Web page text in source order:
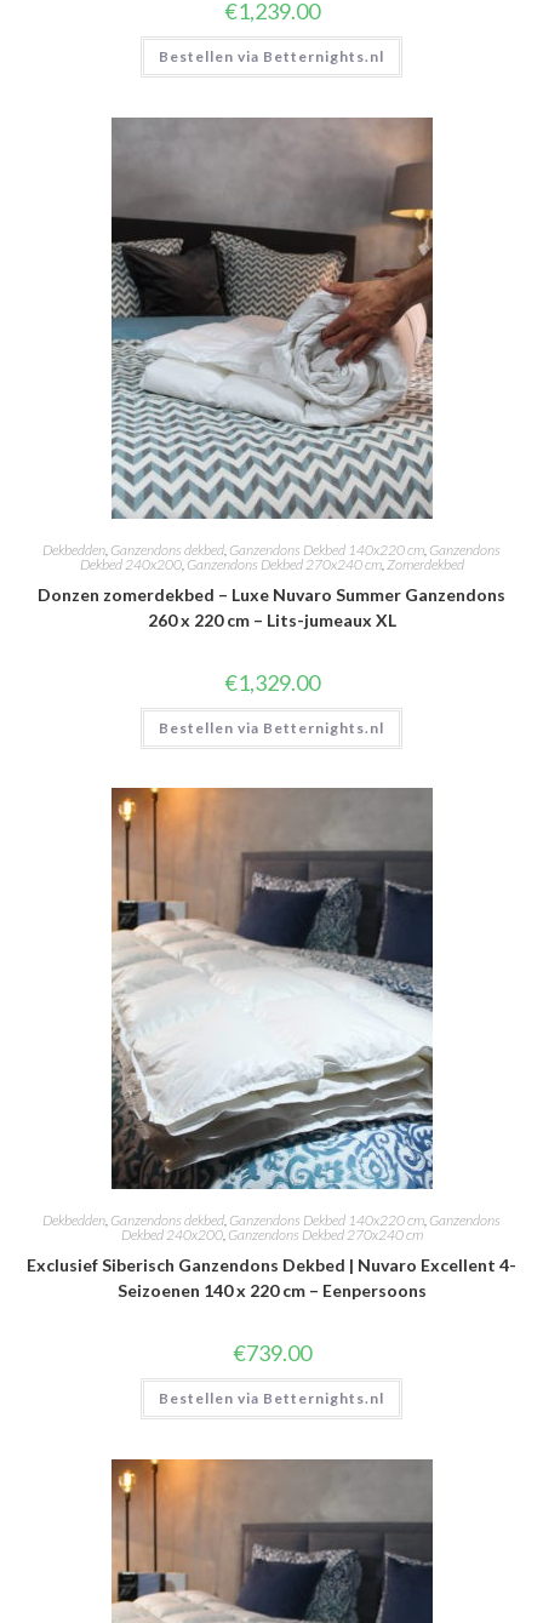
€1,239.00
Bestellen via Betternights.nl
Dekbedden Ganzendons dekbed Ganzendons Dekbed 140x220 cm Ganzendons
Dekbed 240x200, Ganzendons Dekbed 270x240 cm, Zomerdekbed
Donzen zomerdekbed – Luxe Nuvaro Summer Ganzendons
260 x 220 cm – Lits-jumeaux XL
€1,329.00
Bestellen via Betternights.nl
Dekbedden, Ganzendons dekbed, Ganzendons Dekbed 140x220 cm, Ganzendons
Dekbed 240x200, Ganzendons Dekbed 270x240 cm
Exclusief Siberisch Ganzendons Dekbed | Nuvaro Excellent 4-
Seizoenen 140 x 220 cm – Eenpersoons
€739.00
Bestellen via Betternights.nl